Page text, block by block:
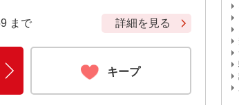
まで 詳細を見る
キープ